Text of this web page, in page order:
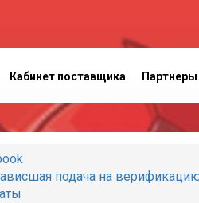
Кабинет поставщика Партнеры
подача на